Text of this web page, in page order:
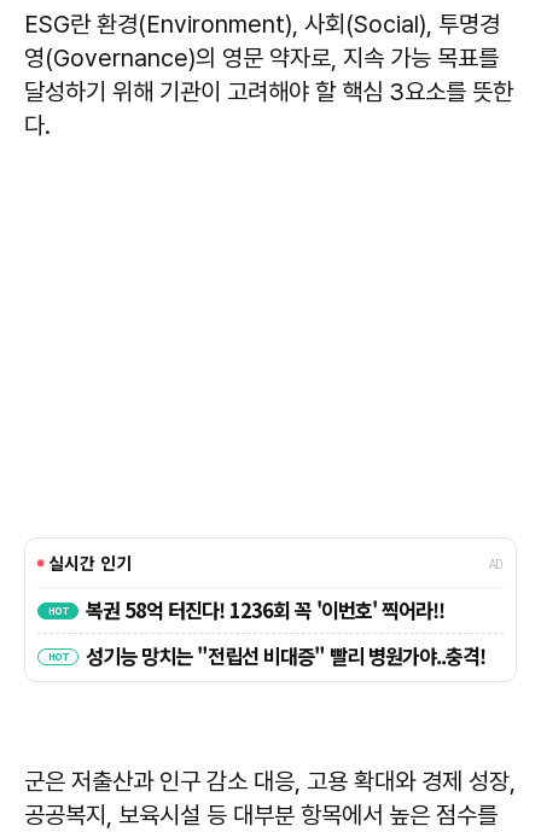
ESG란 환경(Environment), 사회(Social), 투명경
영(Governance)의 영문 약자로, 지속 가능 목표를
달성하기 위해 기관이 고려해야 할 핵심 3요소를 뜻한
다.
군은 저출산과 인구 감소 대응, 고용 확대와 경제 성장,
공공복지, 보육시설 등 대부분 항목에서 높은 점수를